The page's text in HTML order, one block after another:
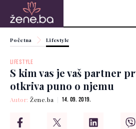
Početna Lifestyle
LIFESTYLE
S kim vas je vaš partner
otkriva puno o njemu
Autor:Žene.ba 14. 09. 2019.